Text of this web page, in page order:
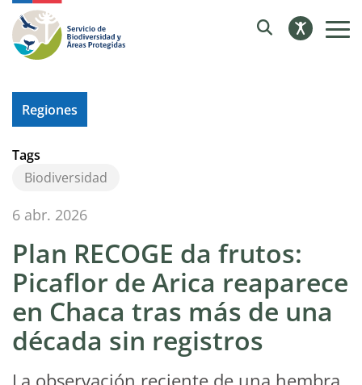
Regiones
Tags
Biodiversidad
6 abr. 2026
Plan RECOGE da frutos:
Picaflor de Arica reaparece
en Chaca tras más de una
década sin registros